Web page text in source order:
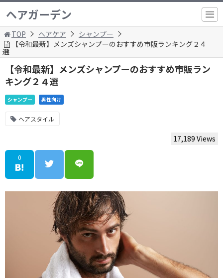
ヘアガーデン
TOP ヘアケア
シャンプー
【令和最新】メンズシャンプーのおすすめ市販ランキング２４
選
【令和最新】メンズシャンプーのおすすめ市販ラン
キング２４選
シャンプー 男性向け
ヘアスタイル
17,189 Views
0